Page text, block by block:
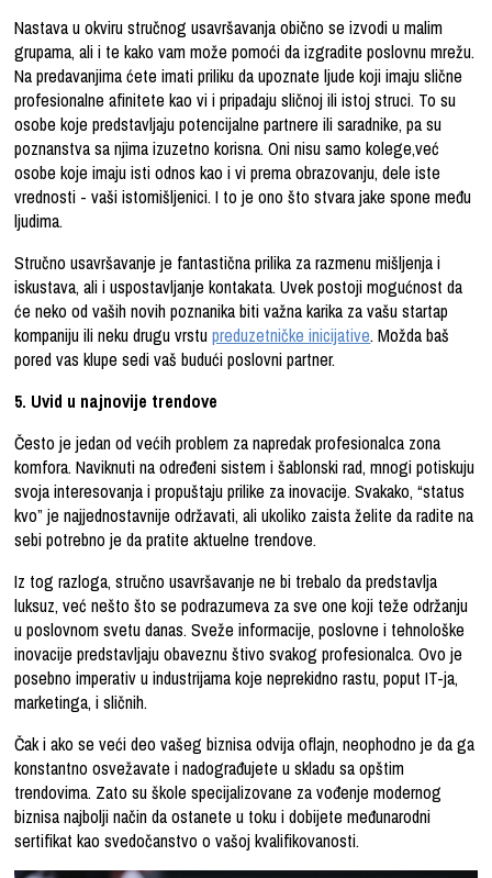
Nastava u okviru stručnog usavršavanja obično se izvodi u malim
grupama, ali i te kako vam može pomoći da izgradite poslovnu mrežu.
Na predavanjima ćete imati priliku da upoznate ljude koji imaju slične
profesionalne afinitete kao vi i pripadaju sličnoj ili istoj struci. To su
osobe koje predstavljaju potencijalne partnere ili saradnike, pa su
poznanstva sa njima izuzetno korisna. Oni nisu samo kolege,već
osobe koje imaju isti odnos kao i vi prema obrazovanju, dele iste
vrednosti - vaši istomišljenici. I to je ono što stvara jake spone među
ljudima.
Stručno usavršavanje je fantastična prilika za razmenu mišljenja i
iskustava, ali i uspostavljanje kontakata. Uvek postoji mogućnost da
će neko od vaših novih poznanika biti važna karika za vašu startap
kompaniju ili neku drugu vrstupreduzetničke inicijative. Možda baš
pored vas klupe sedi vaš budući poslovni partner.
5. Uvid u najnovije trendove
Često je jedan od većih problem za napredak profesionalca zona
komfora. Naviknuti na određeni sistem i šablonski rad, mnogi potiskuju
svoja interesovanja i propuštaju prilike za inovacije. Svakako, “status
kvo” je najjednostavnije održavati, ali ukoliko zaista želite da radite na
sebi potrebno je da pratite aktuelne trendove.
Iz tog razloga, stručno usavršavanje ne bi trebalo da predstavlja
luksuz, već nešto što se podrazumeva za sve one koji teže održanju
u poslovnom svetu danas. Sveže informacije, poslovne i tehnološke
inovacije predstavljaju obaveznu štivo svakog profesionalca. Ovo je
posebno imperativ u industrijama koje neprekidno rastu, poput IT-ja,
marketinga, i sličnih.
Čak i ako se veći deo vašeg biznisa odvija oflajn, neophodno je da ga
konstantno osvežavate i nadograđujete u skladu sa opštim
trendovima. Zato su škole specijalizovane za vođenje modernog
biznisa najbolji način da ostanete u toku i dobijete međunarodni
sertifikat kao svedočanstvo o vašoj kvalifikovanosti.